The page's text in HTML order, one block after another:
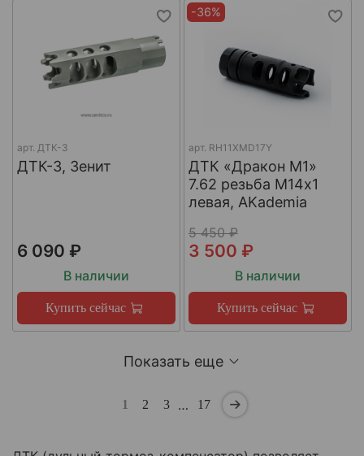
арт. ДТК-3
ДТК-3, Зенит
6 090 ₽
В наличии
Купить сейчас
-36%
арт. RH11XMD17Y
ДТК «Дракон М1»
7.62 резьба М14х1
левая, AKademia
5 450 ₽
3 500 ₽
В наличии
Купить сейчас
Показать еще
1 2 3 … 17